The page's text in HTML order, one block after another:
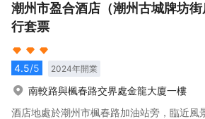
潮州市盈合酒店（潮州古城牌坊
行套票
4.5/5 2024年開業
南較路與楓春路交界處金龍大廈一樓
酒店地處於潮州市楓春路加油站旁，臨近風